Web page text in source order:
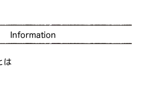
Information
は